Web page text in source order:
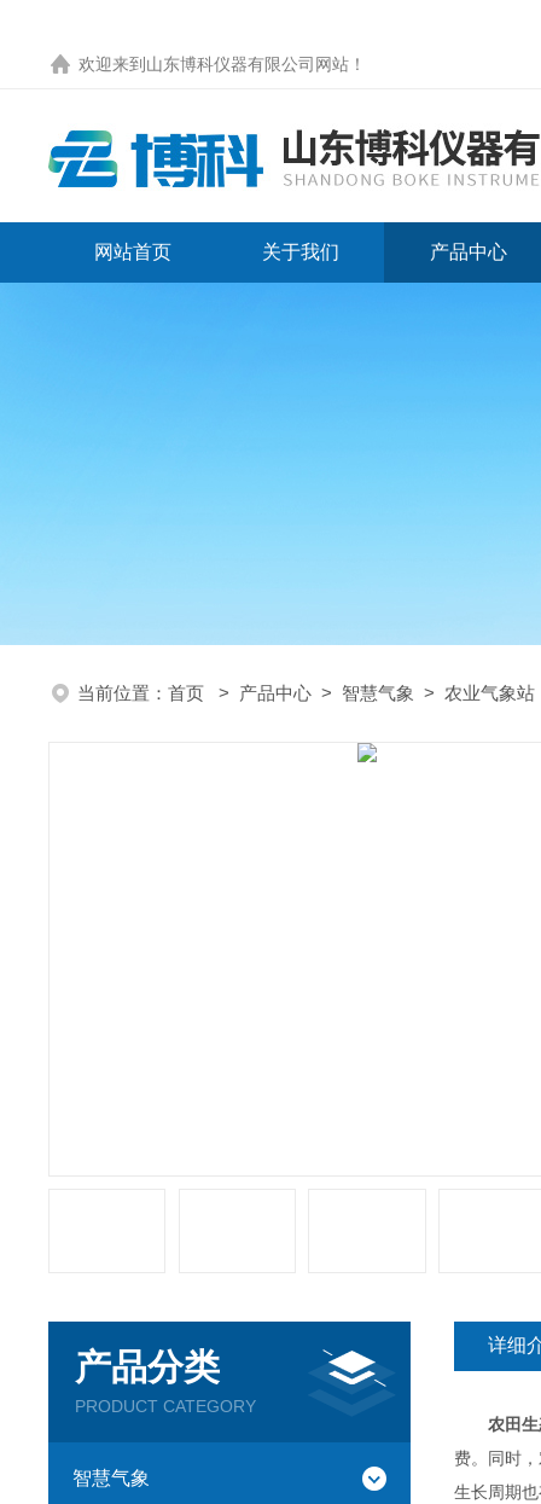
欢迎来到 山东博科仪器有限公司网站 ！
网站首页 关于我们 产品中心
当前位置： 首页 > 产品中心 > 智慧气象 > 农业气象站
产品分类
PRODUCT CATEGORY
智慧气象
详细
农田
费。同时
生长周期